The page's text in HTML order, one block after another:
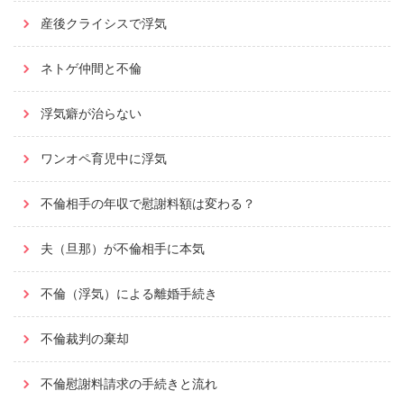
産後クライシスで浮気
ネトゲ仲間と不倫
浮気癖が治らない
ワンオペ育児中に浮気
不倫相手の年収で慰謝料額は変わる？
夫（旦那）が不倫相手に本気
不倫（浮気）による離婚手続き
不倫裁判の棄却
不倫慰謝料請求の手続きと流れ